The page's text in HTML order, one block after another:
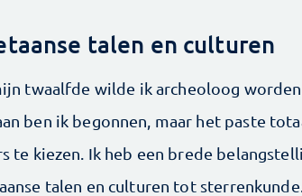
talen en culturen
twaalfde wilde ik archeoloog
ben ik begonnen, maar het paste
te kiezen. Ik heb een brede
talen en culturen tot